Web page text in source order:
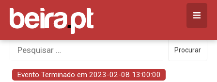
Skip
content
Procurar
por:
Procurar
Evento Terminado em 2023-02-08 13:00:00